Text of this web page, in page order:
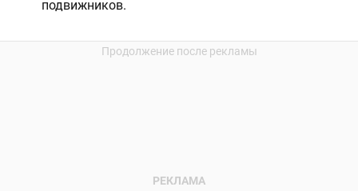
подвижников.